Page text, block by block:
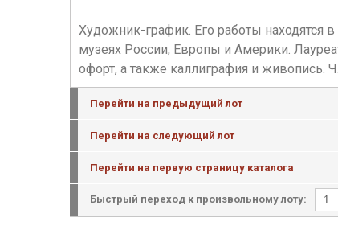
Художник-график. Его работы находятся
музеях России, Европы и Америки.
офорт, а также каллиграфия и живопись.
Перейти на предыдущий лот
Перейти на следующий лот
Перейти на первую страницу каталога
Быстрый переход к произвольному лоту: